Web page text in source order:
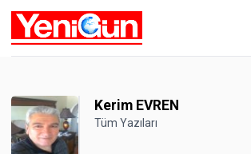
Kerim EVREN
Tüm Yazıları